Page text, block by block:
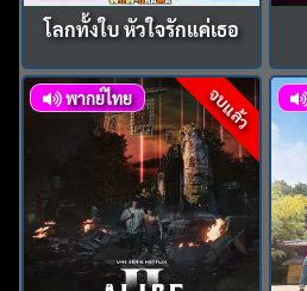
โลกทั้งใบ หัวใจรักแค่เธอ
จบแล้ว
พากย์ไทย